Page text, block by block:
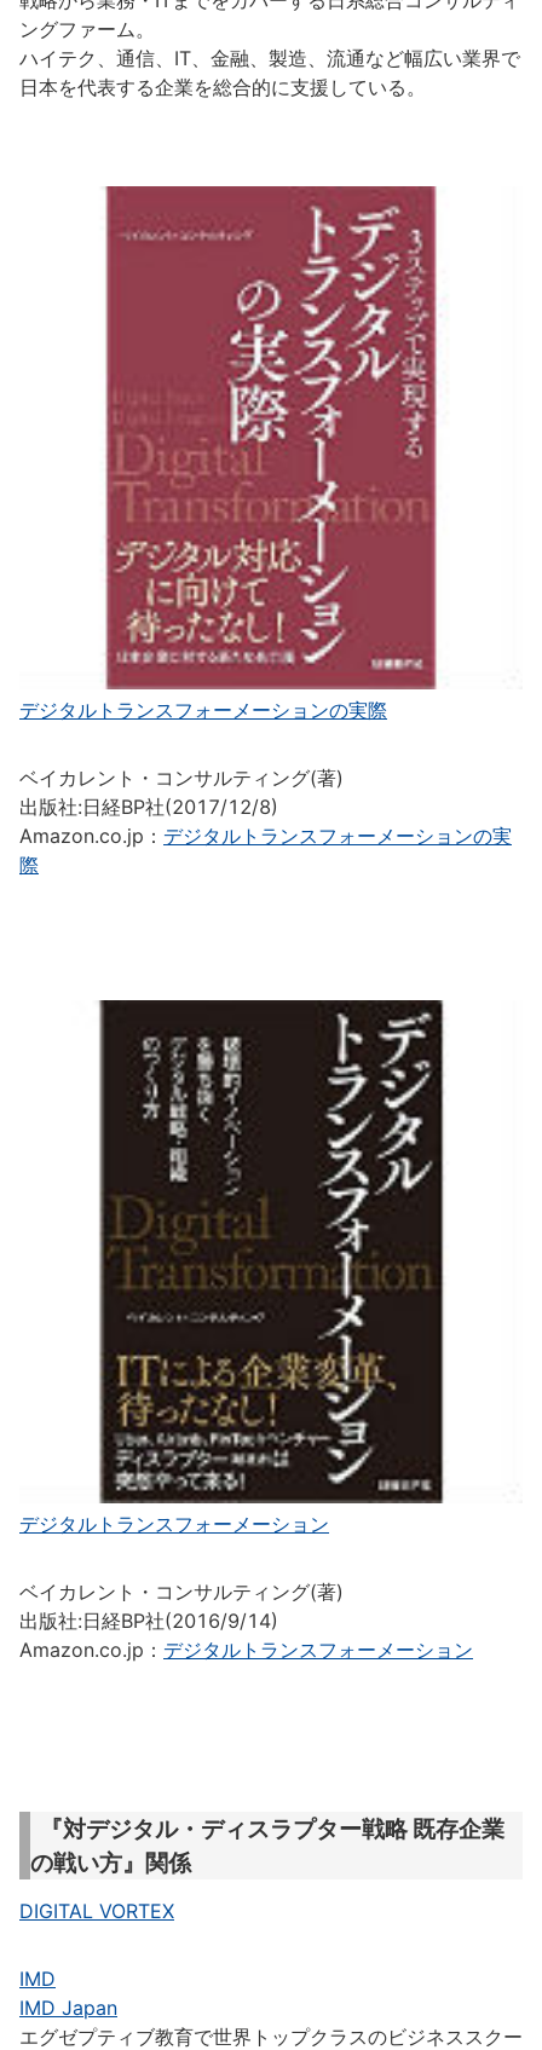
ングファーム。
ハイテク、通信、IT、金融、製造、流通など幅広い業界で
日本を代表する企業を総合的に支援している。
デジタルトランスフォーメーションの実際
ベイカレント・コンサルティング(著)
出版社:日経BP社(2017/12/8)
Amazon.co.jp： デジタルトランスフォーメーションの実
際
デジタルトランスフォーメーション
ベイカレント・コンサルティング(著)
出版社:日経BP社(2016/9/14)
Amazon.co.jp： デジタルトランスフォーメーション
『対デジタル・ディスラプター戦略 既存企業
の戦い方』関係
DIGITAL VORTEX
IMD
IMD Japan
エグゼプティブ教育で世界トップクラスのビジネススクー